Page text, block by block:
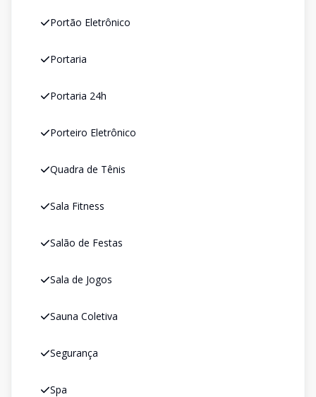
Portão Eletrônico
Portaria
Portaria 24h
Porteiro Eletrônico
Quadra de Tênis
Sala Fitness
Salão de Festas
Sala de Jogos
Sauna Coletiva
Segurança
Spa